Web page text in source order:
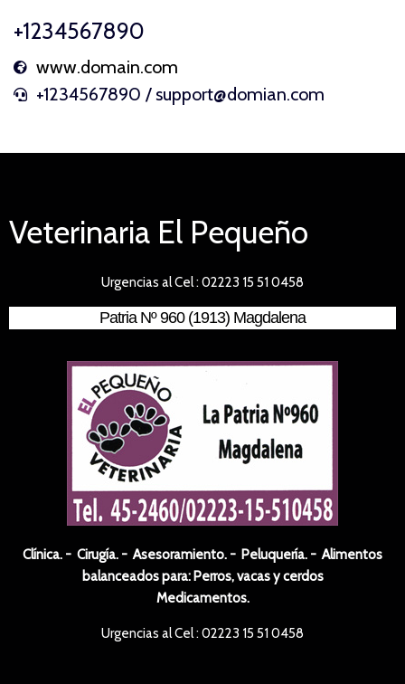
+1234567890
www.domain.com
+1234567890 / support@domian.com
Veterinaria El Pequeño
Urgencias al Cel : 02223 15 51 0458
Patria Nº 960 (1913) Magdalena
Clínica. - Cirugía. - Asesoramiento. - Peluquería. - Alimentos
balanceados para: Perros, vacas y cerdos
Medicamentos.
Urgencias al Cel : 02223 15 51 0458